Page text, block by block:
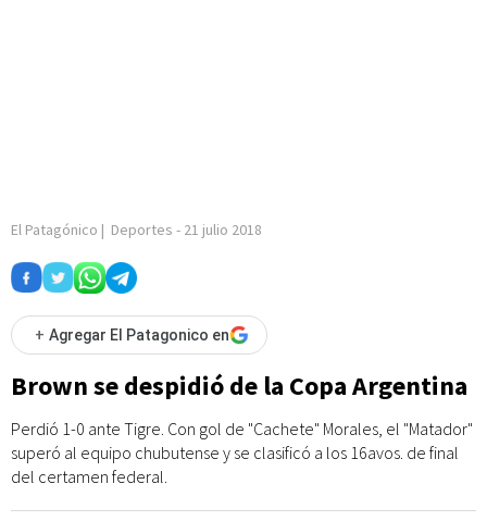
El Patagónico | Deportes - 21 julio 2018
+ Agregar El Patagonico en
Brown se despidió de la Copa Argentina
Perdió 1-0 ante Tigre. Con gol de "Cachete" Morales, el "Matador"
superó al equipo chubutense y se clasificó a los 16avos. de final
del certamen federal.